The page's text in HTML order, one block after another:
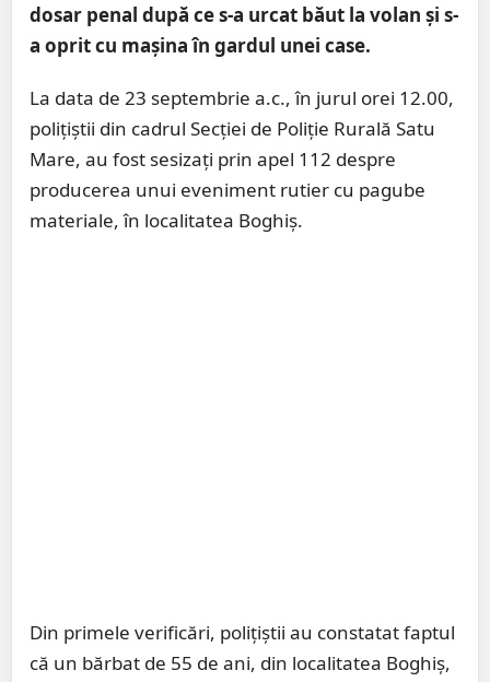
dosar penal după ce s-a urcat băut la volan și s-
a oprit cu mașina în gardul unei case.
La data de 23 septembrie a.c., în jurul orei 12.00,
polițiștii din cadrul Secției de Poliție Rurală Satu
Mare, au fost sesizați prin apel 112 despre
producerea unui eveniment rutier cu pagube
materiale, în localitatea Boghiș.
Din primele verificări, polițiștii au constatat faptul
că un bărbat de 55 de ani, din localitatea Boghiș,